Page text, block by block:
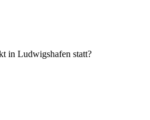
in Ludwigshafen statt?